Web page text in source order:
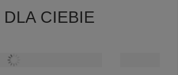
CIEBIE